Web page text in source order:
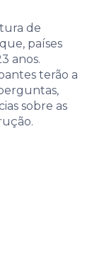
de
países
anos.
terão a
sobre as